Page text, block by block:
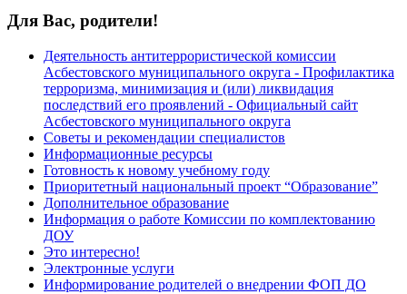
Для Вас, родители!
Деятельность антитеррористической комиссии
Асбестовского муниципального округа - Профилактика
терроризма, минимизация и (или) ликвидация
последствий его проявлений - Официальный сайт
Асбестовского муниципального округа
Советы и рекомендации специалистов
Информационные ресурсы
Готовность к новому учебному году
Приоритетный национальный проект “Образование”
Дополнительное образование
Информация о работе Комиссии по комплектованию
ДОУ
Это интересно!
Электронные услуги
Информирование родителей о внедрении ФОП ДО